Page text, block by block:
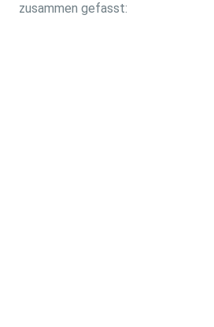
zusammen gefasst: